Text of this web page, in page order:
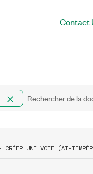
Contact
CRÉER UNE VOIE (AI-